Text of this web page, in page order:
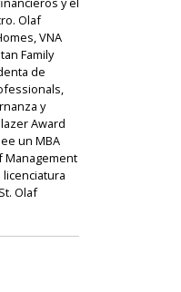
Olaf
VNA
Family
de
y
Award
un MBA
Management
Olaf